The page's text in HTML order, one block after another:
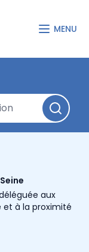
MENU
aux
et à la proximité